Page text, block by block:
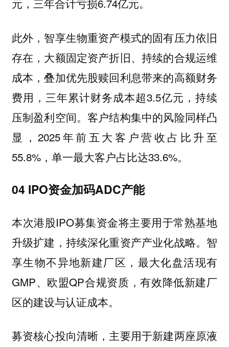
此外，智享生物重资产模式的固有压力依旧
存在，大额固定资产折旧、持续的合规运维
成本，叠加优先股赎回利息带来的高额财务
费用，三年累计财务成本超3.5亿元，持续
压制盈利空间。客户结构集中的风险同样凸
显，2025年前五大客户营收占比升至
55.8%，单一最大客户占比达33.6%。
04 IPO资金加码ADC产能
本次港股IPO募集资金将主要用于常熟基地
升级扩建，持续深化重资产产业化战略。智
享生物不异地新建厂区，最大化盘活现有
GMP、欧盟QP合规资质，有效降低新建厂
区的建设与认证成本。
募资核心投向清晰，主要用于新建两座原液